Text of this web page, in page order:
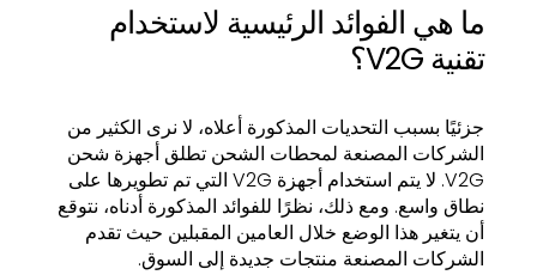
ما هي الفوائد الرئيسية لاستخدام
تقنية V2G؟
جزئيًا بسبب التحديات المذكورة أعلاه، لا نرى الكثير من
الشركات المصنعة لمحطات الشحن تطلق أجهزة شحن
V2G. لا يتم استخدام أجهزة V2G التي تم تطويرها على
نطاق واسع. ومع ذلك، نظرًا للفوائد المذكورة أدناه، نتوقع
أن يتغير هذا الوضع خلال العامين المقبلين حيث تقدم
الشركات المصنعة منتجات جديدة إلى السوق.